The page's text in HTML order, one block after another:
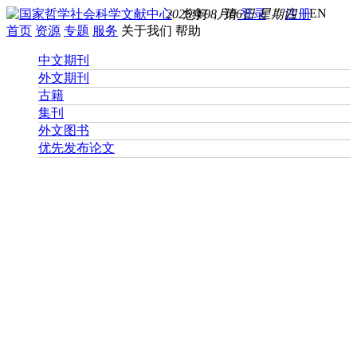
您好， 请登录 注册EN
2026年08月06日 星期四
首页 资源 专题 服务 关于我们 帮助
中文期刊
外文期刊
古籍
集刊
外文图书
优先发布论文